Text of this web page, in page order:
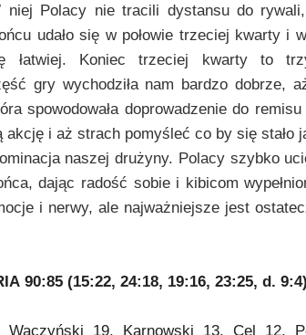
niej Polacy nie tracili dystansu do
udało się w połowie trzeciej kwarty i
łatwiej. Koniec trzeciej kwarty to
gry wychodziła nam bardzo dobrze,
spowodowała doprowadzenie do
akcję i aż strach pomyśleć co by się
naszej drużyny. Polacy szybko
dając radość sobie i kibicom
i nerwy, ale najważniejsze jest
90:85 (15:22, 24:18, 19:16, 23:25, d. 9:4)
Waczyński 19, Karnowski 13, Cel 12,